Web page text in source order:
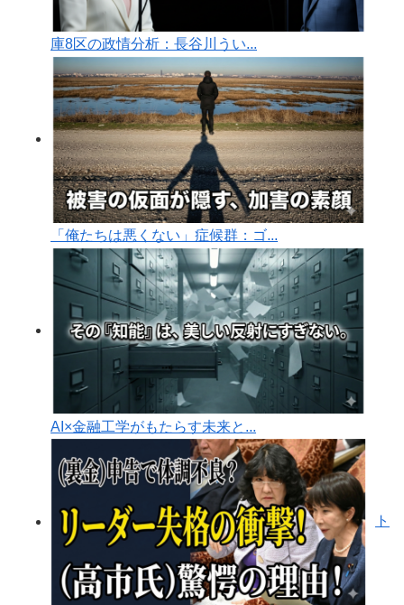
庫8区の政情分析：長谷川うい...
「俺たちは悪くない」症候群：ゴ...
AI×金融工学がもたらす未来と...
ト